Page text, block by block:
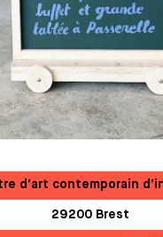
d’art contemporain
29200 Brest